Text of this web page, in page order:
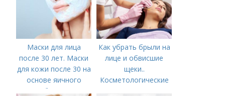
Маски для лица
после 30 лет. Маски
для кожи после 30 на
основе яичного
белка
Как убрать брыли на
лице и обвисшие
щеки..
Косметологические